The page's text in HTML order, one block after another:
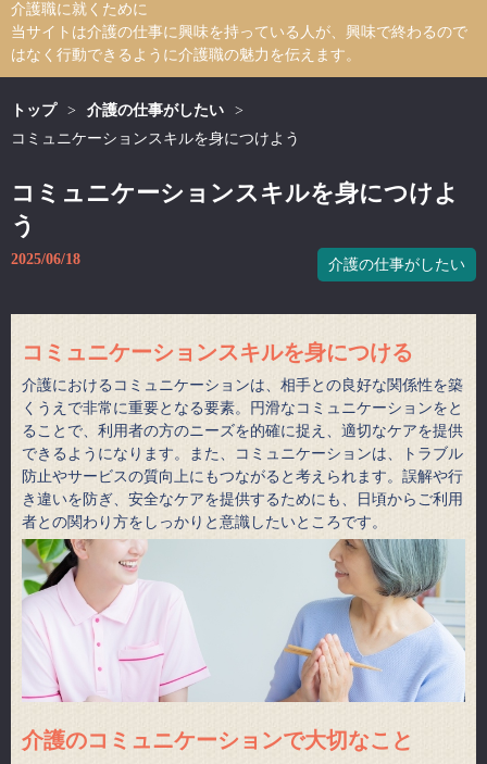
介護職に就くために
当サイトは介護の仕事に興味を持っている人が、興味で終わるので
はなく行動できるように介護職の魅力を伝えます。
トップ > 介護の仕事がしたい
>
コミュニケーションスキルを身につけよう
コミュニケーションスキルを身につけよ
う
2025/06/18 介護の仕事がしたい
コミュニケーションスキルを身につける
介護におけるコミュニケーションは、相手との良好な関係性を築
くうえで非常に重要となる要素。円滑なコミュニケーションをと
ることで、利用者の方のニーズを的確に捉え、適切なケアを提供
できるようになります。また、コミュニケーションは、トラブル
防止やサービスの質向上にもつながると考えられます。誤解や行
き違いを防ぎ、安全なケアを提供するためにも、日頃からご利用
者との関わり方をしっかりと意識したいところです。
介護のコミュニケーションで大切なこと